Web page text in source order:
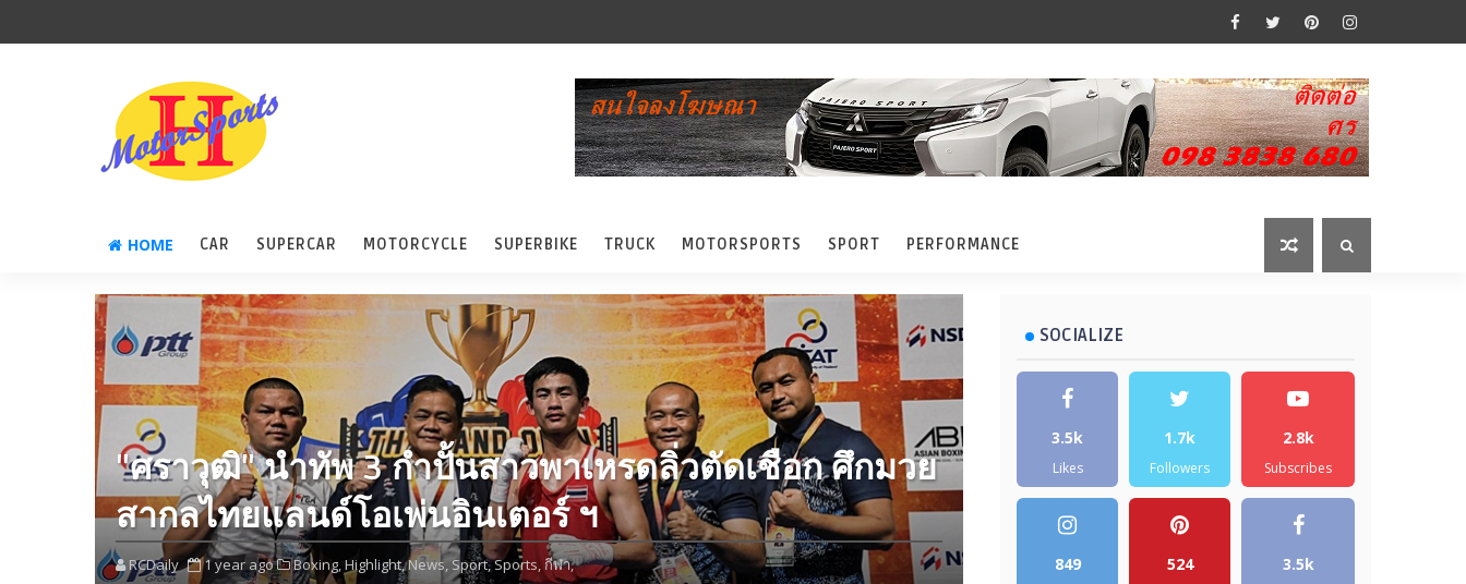
HOME CAR SUPERCAR MOTORCYCLE SUPERBIKE TRUCK MOTORSPORTS SPORT PERFORMANCE
"ศราวุฒิ" นำทัพ 3 กำปั้นสาวพาเหรดลิ่วตัดเชือก ศึกมวย
สากลไทยแลนด์โอเพ่นอินเตอร์ ฯ
RCDaily 1 year ago Boxing,Highlight,News, Sport,Sports, กีฬา,
SOCIALIZE
3.5k
Likes
1.7k
Followers
2.8k
Subscribes
849 524 3.5k